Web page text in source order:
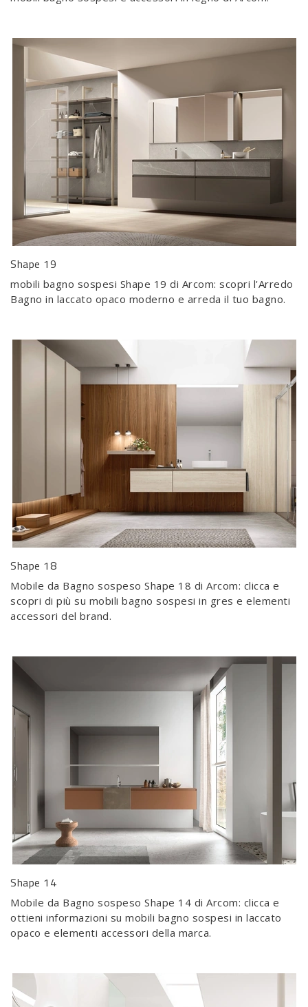
Shape 19
mobili bagno sospesi Shape 19 di Arcom: scopri l'Arredo
Bagno in laccato opaco moderno e arreda il tuo bagno.
Shape 18
Mobile da Bagno sospeso Shape 18 di Arcom: clicca e
scopri di più su mobili bagno sospesi in gres e elementi
accessori del brand.
Shape 14
Mobile da Bagno sospeso Shape 14 di Arcom: clicca e
ottieni informazioni su mobili bagno sospesi in laccato
opaco e elementi accessori della marca.